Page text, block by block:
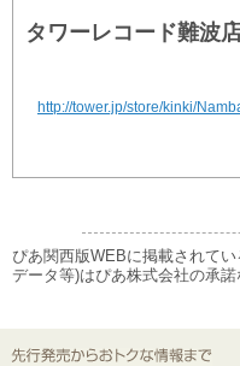
タワーレコード難波
http://tower.jp/store/kinki/
ぴあ関西版WEBに掲載されて
データ等)はぴあ株式会社の承